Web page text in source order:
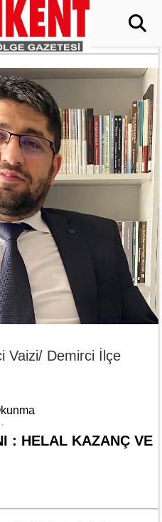
Vaizi/ Demirci İlçe
: HELAL KAZANÇ VE